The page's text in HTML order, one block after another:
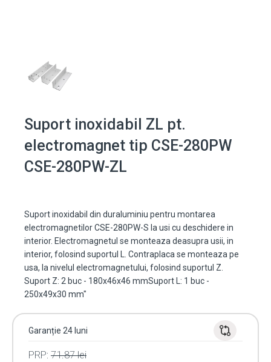
Suport inoxidabil ZL pt.
electromagnet tip CSE-280PW
CSE-280PW-ZL
Suport inoxidabil din duraluminiu pentru montarea
electromagnetilor CSE-280PW-S la usi cu deschidere in
interior. Electromagnetul se monteaza deasupra usii, in
interior, folosind suportul L. Contraplaca se monteaza pe
usa, la nivelul electromagnetului, folosind suportul Z.
Suport Z: 2 buc - 180x46x46 mmSuport L: 1 buc -
250x49x30 mm"
Garanție 24 luni
PRP: 71.87lei